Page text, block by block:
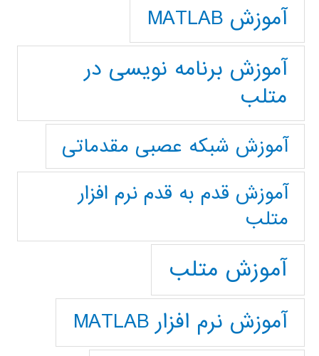
آموزش MATLAB
آموزش برنامه نویسی در
متلب
آموزش شبکه عصبی مقدماتی
آموزش قدم به قدم نرم افزار
متلب
آموزش متلب
آموزش نرم افزار MATLAB